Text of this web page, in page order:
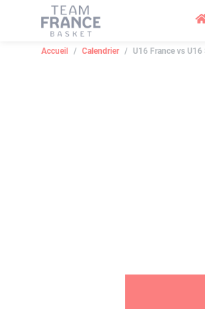
Accueil Calendrier U16 France vs
Panneau de gestion des cookies